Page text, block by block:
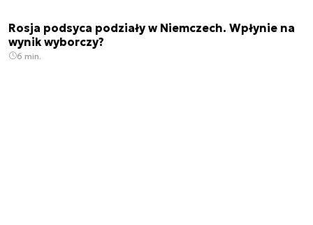
Rosja podsyca podziały w Niemczech. Wpłynie na
wynik wyborczy?
6 min.